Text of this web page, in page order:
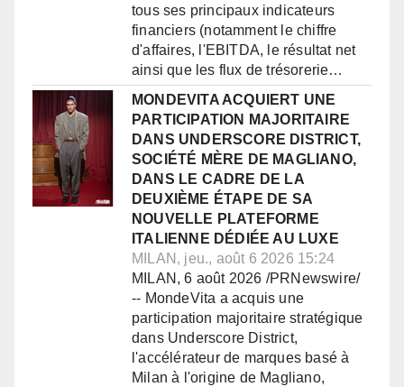
tous ses principaux indicateurs
financiers (notamment le chiffre
d'affaires, l'EBITDA, le résultat net
ainsi que les flux de trésorerie…
MONDEVITA ACQUIERT UNE
PARTICIPATION MAJORITAIRE
DANS UNDERSCORE DISTRICT,
SOCIÉTÉ MÈRE DE MAGLIANO,
DANS LE CADRE DE LA
DEUXIÈME ÉTAPE DE SA
NOUVELLE PLATEFORME
ITALIENNE DÉDIÉE AU LUXE
MILAN, jeu., août 6 2026 15:24
MILAN, 6 août 2026 /PRNewswire/
-- MondeVita a acquis une
participation majoritaire stratégique
dans Underscore District,
l'accélérateur de marques basé à
Milan à l'origine de Magliano,